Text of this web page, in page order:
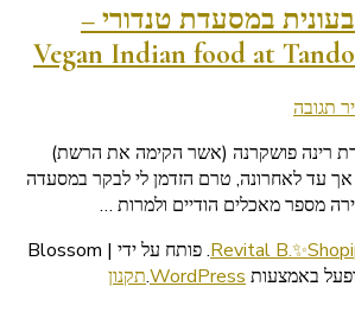
במסעדת טנדורי –
Vegan Indian food at
תגובהבנושא
הודית
טבעונית
במסעדת
טנדורי
–
Vegan
רינה פושקרנה (אשר הקימה את הרשת)
עד לאחרונה, טרם הזדמן לי לבקר במסעדה
מספר מאכלים הודיים ולמרות …
Revital
.
פותח על ידי | Blossom
באמצעות WordPress
.תקנון